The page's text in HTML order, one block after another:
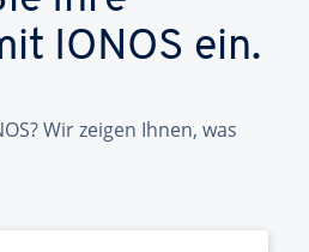
IONOS ein.
Wir zeigen Ihnen, was